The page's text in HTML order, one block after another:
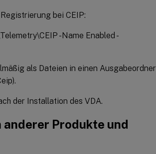
bei CEIP:
-Name Enabled -
als Dateien in einen Ausgabeordner
der Installation des VDA.
Produkte und